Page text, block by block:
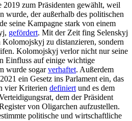
zum Prä­sidenten gewählt, weil
wurde, der außerhalb des poli­tischen
seine Kampagne stark von einem
gefördert. Mit der Zeit fing Selenskyj
zu distanzieren, sondern
Kolomoj­skyj verlor nicht nur seine
Einfluss auf einige wich­tige
wurde sogarverhaftet. Außerdem
ein Gesetz ins Parla­ment ein, das
vier Kriterien definiertund es dem
dem der Präsident
von Oligarchen aufzustellen.
politische und wirtschaftliche